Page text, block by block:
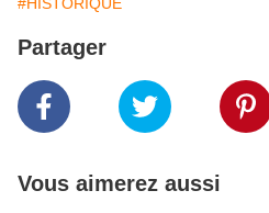
Partager
Vous aimerez aussi